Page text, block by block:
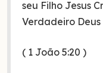
seu Filho Jesus
Verdadeiro
( 1 João 5:20 )